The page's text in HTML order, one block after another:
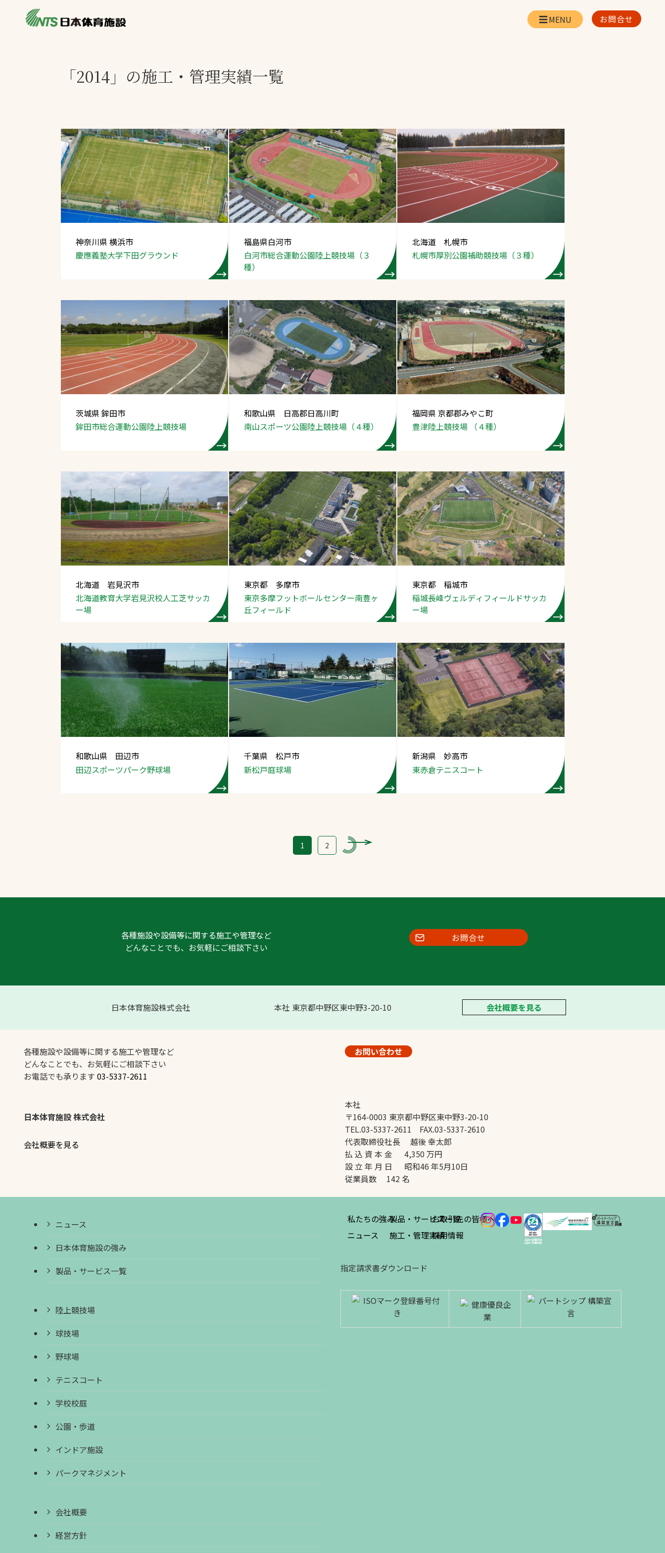
ニュース
製品別カテゴリー
熱中症対策ミスト
投てき実施可能な人
工芝
環境対応ウレタン
技術別カテゴリー
人工芝舗装
クレイ（土）舗装
防球設備
施設管理
パークマネジメント
生）
ぬかるみ・凍結対策
飛散・流出防止対策
施工・管理実績一覧
日本体育施設の歩み
アスリートパートナ
ー
採用情報
ー
ソーシャルメディア
文字の見えづらさや操作にお困りの方へ 検索
お問合せ
「2014」の施工・管理実績一覧
神奈川県 横浜市
慶應義塾大学下田グラウンド
福島県白河市
白河市総合運動公園陸上競技場（３
種）
北海道 札幌市
札幌市厚別公園補助競技場（３種）
茨城県 鉾田市
鉾田市総合運動公園陸上競技場
和歌山県 日高郡日高川町
南山スポーツ公園陸上競技場（４種）
福岡県 京都郡みやこ町
豊津陸上競技場 （４種）
北海道 岩見沢市
北海道教育大学岩見沢校人工芝サッカ
ー場
東京都 多摩市
東京多摩フットボールセンター南豊ヶ
丘フィールド
東京都 稲城市
稲城長峰ヴェルディ フィールドサッカ
ー場
和歌山県 田辺市
田辺スポーツパーク野球場
千葉県 松戸市
新松戸庭球場
新潟県 妙高市
東赤倉テニスコート
1 2
各種施設や設備等に関する施工や管理など
どんなことでも、お気軽にご相談下さい
お問合せ
日本体育施設株式会社 本社 東京都中野区東中野3-20-10 会社概要を見る
各種施設や設備等に関する施工や管理など
どんなことでも、お気軽にご相談下さい
お電話でも承ります 03-5337-2611
お問い合わせ
日本体育施設 株式会社
会社概要を見る
本社
〒164-0003 東京都中野区東中野3-20-10
TEL.03-5337-2611 FAX.03-5337-2610
代表取締役社長 越後 幸太郎
払 込 資 本 金 4,350 万円
設 立 年 月 日 昭和46 年5月10日
従業員数 142 名
ニュース
日本体育施設の強み
製品・サービス一覧
陸上競技場
球技場
野球場
テニスコート
学校校庭
公園・歩道
インドア施設
パークマネジメント
会社概要
経営方針
私たちの強み
ニュース
製品・サービス一覧
施工・管理実績
お取引先の皆様へ
採用情報
指定請求書ダウンロード